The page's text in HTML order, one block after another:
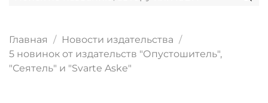
Главная
Новости издательства
5 новинок от издательств "Опустошитель",
"Сеятель" и "Svarte Aske"